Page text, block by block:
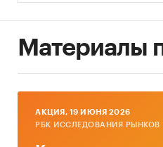
• Отчетность эмитентов
• Сайты компаний
• Архивы СМИ
• Региональные и
• Инсайдерские
• Специализированные
порталы
Материалы
AКЦИЯ, 19 ИЮНЯ 2026
РБК ИССЛЕДОВАНИЯ РЫНКОВ